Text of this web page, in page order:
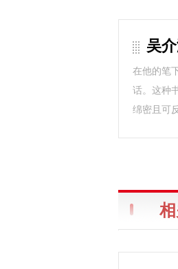
吴
在他的笔
话。这种
绵密且可